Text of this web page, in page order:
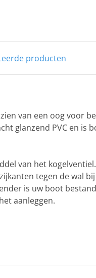
producten
van een oog voor
glanzend PVC en is
van het
tegen de wal
is uw boot
aanleggen.